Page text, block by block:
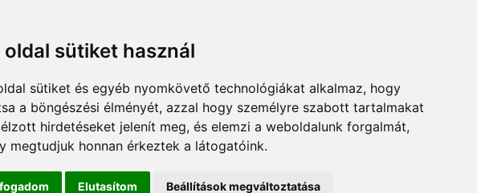
oldal sütiket használ
sütiket és egyéb nyomkövető technológiákat alkalmaz, hogy
a böngészési élményét, azzal hogy személyre szabott tartalmakat
hirdetéseket jelenít meg, és elemzi a weboldalunk forgalmát,
megtudjuk honnan érkeztek a látogatóink.
Elutasítom Beállítások megváltoztatása
tájékoztató